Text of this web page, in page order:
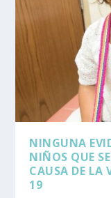
NINGUNA
NIÑOS QUE
CAUSA DE LA
19